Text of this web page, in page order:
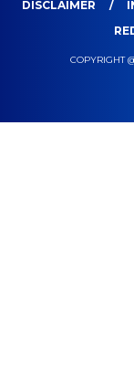
DISCLAIMER
COPYRIGHT